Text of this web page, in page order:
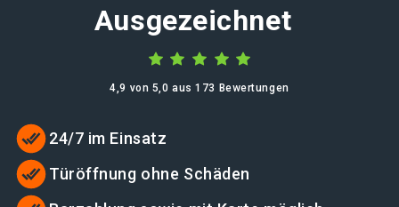
Ausgezeichnet
4,9 von 5,0 aus 173 Bewertungen
24/7 im Einsatz
Türöffnung ohne Schäden